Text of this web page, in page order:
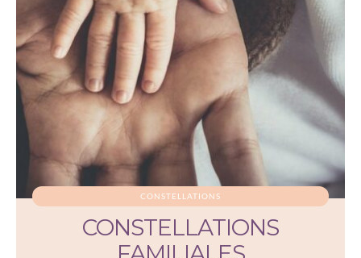
CONSTELLATIONS
CONSTELLATIONS